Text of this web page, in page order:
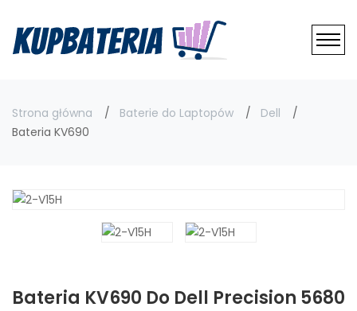
Strona główna Baterie do Laptopów
Dell
Bateria KV690
Bateria KV690 Do Dell Precision 5680